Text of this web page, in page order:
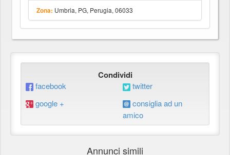
Zona: Umbria, PG, Perugia, 06033
Condividi
facebook
twitter
google +
consiglia ad un
amico
Annunci simili